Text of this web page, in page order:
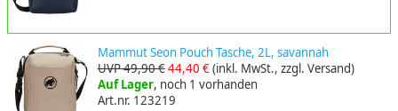
Mammut Seon Pouch Tasche, 2L, savannah
UVP 49,90 €44,40 €(inkl. MwSt., zzgl. Versand)
Auf Lager, noch 1 vorhanden
Art.nr. 123219